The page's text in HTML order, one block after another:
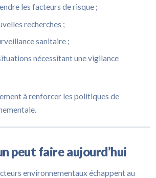
les facteurs de risque ;
recherches ;
sanitaire ;
nécessitant une vigilance
à renforcer les politiques de
peut faire aujourd’hui
environnementaux échappent au